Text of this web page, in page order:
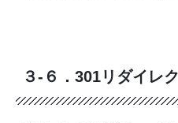
３-６．301リダイレ